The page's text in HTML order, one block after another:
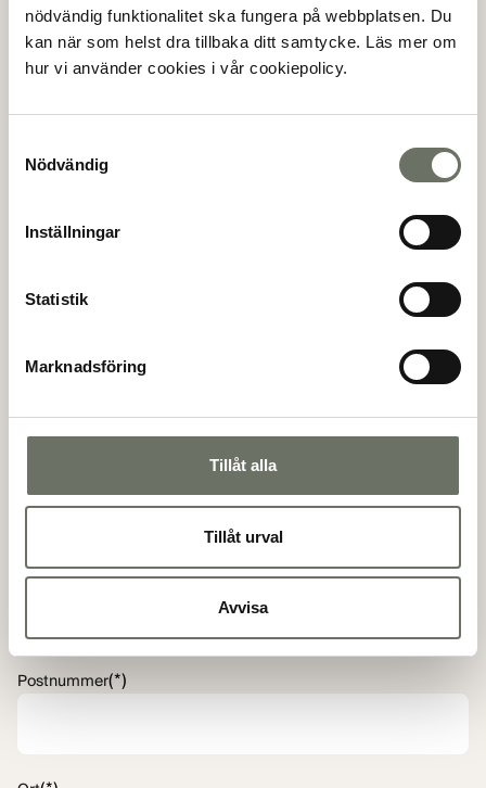
nödvändig funktionalitet ska fungera på webbplatsen. Du
kan när som helst dra tillbaka ditt samtycke. Läs mer om
hur vi använder cookies i vår cookiepolicy.
Nödvändig
Inställningar
Statistik
Marknadsföring
Tillåt alla
Tillåt urval
Avvisa
(*)
Personnummer
Adress(*)
Postnummer(*)